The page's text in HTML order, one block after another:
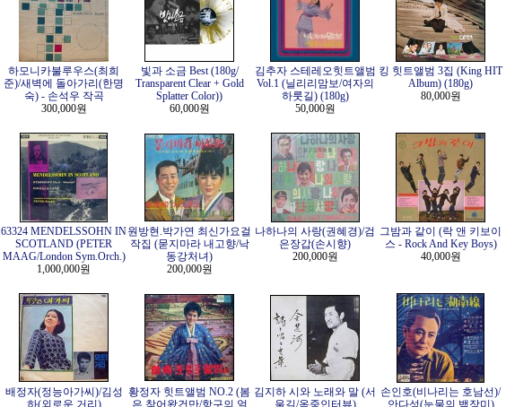
하모니카불루우스(최희
준)/새벽에 돌아가리(한명
숙) - 손석우 작곡
300,000원
빛과 소금 Best (180g/
Transparent Clear + Gold
Splatter Color))
60,000원
김추자 스테레오힛트앨범
Vol.1 (닐리리맘보/여자의
하룻길) (180g)
50,000원
킹 힛트앨범 3집 (King HIT
Album) (180g)
80,000원
63324 MENDELSSOHN IN
SCOTLAND (PETER
MAAG/London Sym.Orch.)
1,000,000원
원방현.박가연 최신가요걸
작집 (묻지마라 내고향/낙
동강처녀)
200,000원
나하나의 사랑(권혜경)/검
은장갑(손시향)
200,000원
그밤과 같이 (락 앤 키보이
스 - Rock And Key Boys)
40,000원
배정자(정능아가씨)/김성
하(외로운 거리)
황정자 힛트앨범 NO.2 (봄
은 찾어왔건만/항구의 얼
김지하 시와 노래와 말 (서
울길/옥중인터뷰)
손인호(비나리는 호남선)/
안다성(눈물의 백장미)